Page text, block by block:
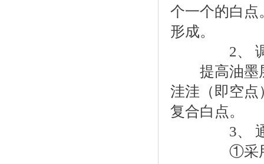
个一个的白点
形成。
2、 调整
提高油墨层
洼洼（即空点
复合白点。
3、 通过
①采用“